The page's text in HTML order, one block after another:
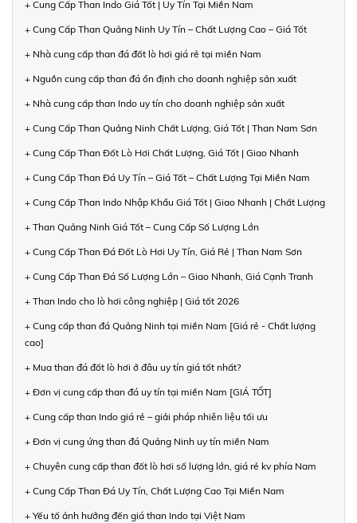
+ Cung Cấp Than Indo Giá Tốt | Uy Tín Tại Miền Nam
+ Cung Cấp Than Quảng Ninh Uy Tín – Chất Lượng Cao – Giá Tốt
+ Nhà cung cấp than đá đốt lò hơi giá rẻ tại miền Nam
+ Nguồn cung cấp than đá ổn định cho doanh nghiệp sản xuất
+ Nhà cung cấp than Indo uy tín cho doanh nghiệp sản xuất
+ Cung Cấp Than Quảng Ninh Chất Lượng, Giá Tốt | Than Nam Sơn
+ Cung Cấp Than Đốt Lò Hơi Chất Lượng, Giá Tốt | Giao Nhanh
+ Cung Cấp Than Đá Uy Tín – Giá Tốt – Chất Lượng Tại Miền Nam
+ Cung Cấp Than Indo Nhập Khẩu Giá Tốt | Giao Nhanh | Chất Lượng
+ Than Quảng Ninh Giá Tốt – Cung Cấp Số Lượng Lớn
+ Cung Cấp Than Đá Đốt Lò Hơi Uy Tín, Giá Rẻ | Than Nam Sơn
+ Cung Cấp Than Đá Số Lượng Lớn – Giao Nhanh, Giá Cạnh Tranh
+ Than Indo cho lò hơi công nghiệp | Giá tốt 2026
+ Cung cấp than đá Quảng Ninh tại miền Nam [Giá rẻ - Chất lượng
cao]
+ Mua than đá đốt lò hơi ở đâu uy tín giá tốt nhất?
+ Đơn vị cung cấp than đá uy tín tại miền Nam [GIÁ TỐT]
+ Cung cấp than Indo giá rẻ – giải pháp nhiên liệu tối ưu
+ Đơn vị cung ứng than đá Quảng Ninh uy tín miền Nam
+ Chuyên cung cấp than đốt lò hơi số lượng lớn, giá rẻ kv phía Nam
+ Cung Cấp Than Đá Uy Tín, Chất Lượng Cao Tại Miền Nam
+ Yếu tố ảnh hưởng đến giá than Indo tại Việt Nam